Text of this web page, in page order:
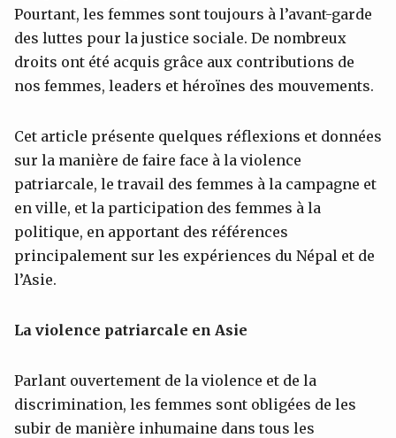
Pourtant, les femmes sont toujours à l’avant-garde
des luttes pour la justice sociale. De nombreux
droits ont été acquis grâce aux contributions de
nos femmes, leaders et héroïnes des mouvements.
Cet article présente quelques réflexions et données
sur la manière de faire face à la violence
patriarcale, le travail des femmes à la campagne et
en ville, et la participation des femmes à la
politique, en apportant des références
principalement sur les expériences du Népal et de
l’Asie.
La violence patriarcale en Asie
Parlant ouvertement de la violence et de la
discrimination, les femmes sont obligées de les
subir de manière inhumaine dans tous les